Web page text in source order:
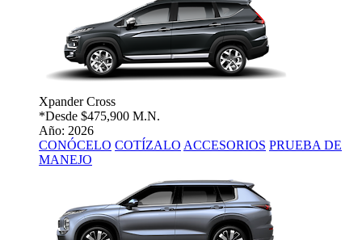
Xpander Cross
*Desde $475,900 M.N.
Año: 2026
CONÓCELO COTÍZALO ACCESORIOS PRUEBA DE
MANEJO